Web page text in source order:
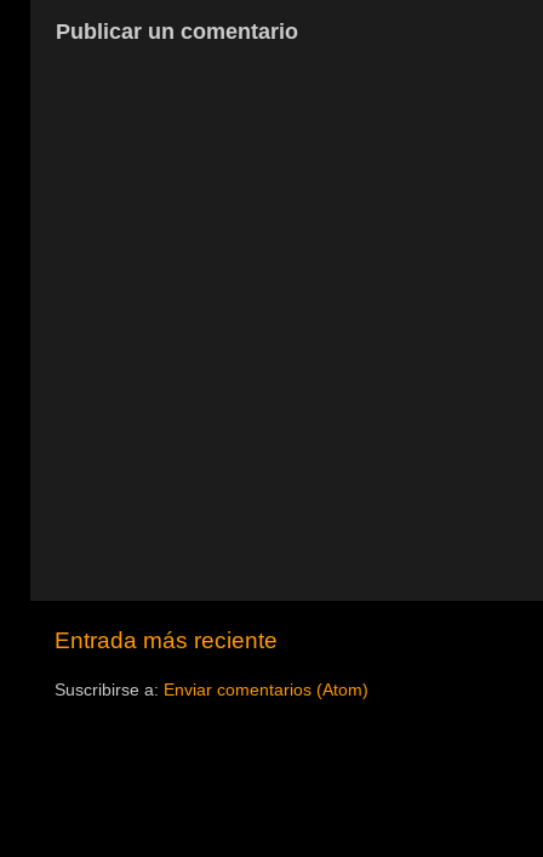
Publicar un comentario
Entrada más reciente
Suscribirse a: Enviar comentarios (Atom)